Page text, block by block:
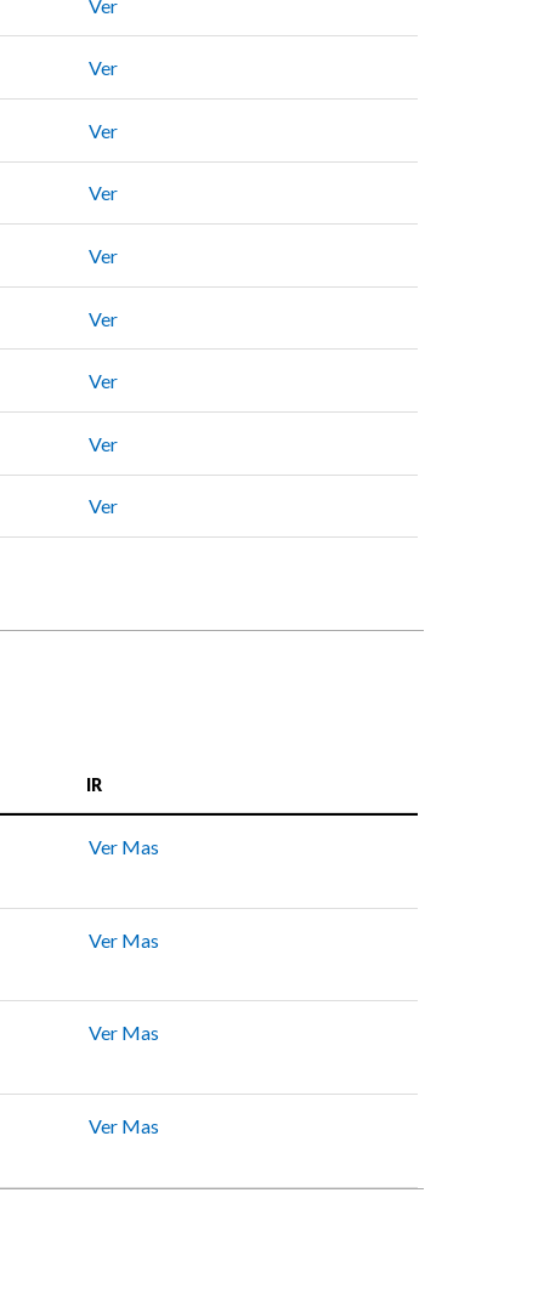
Ver
Ver
Ver
Ver
Ver
Ver
Ver
Ver
Ver
IR
Ver Mas
Ver Mas
Ver Mas
Ver Mas